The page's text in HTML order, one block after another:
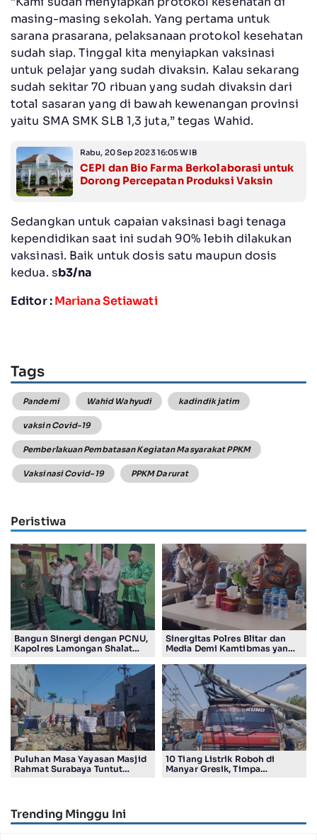
masing-masing sekolah. Yang pertama untuk
sarana prasarana, pelaksanaan protokol kesehatan
sudah siap. Tinggal kita menyiapkan vaksinasi
untuk pelajar yang sudah divaksin. Kalau sekarang
sudah sekitar 70 ribuan yang sudah divaksin dari
total sasaran yang di bawah kewenangan provinsi
yaitu SMA SMK SLB 1,3 juta,” tegas Wahid.
Rabu, 20 Sep 2023 16:05 WIB
CEPI dan Bio Farma Berkolaborasi untuk
Dorong Percepatan Produksi Vaksin
Sedangkan untuk capaian vaksinasi bagi tenaga
kependidikan saat ini sudah 90% lebih dilakukan
vaksinasi. Baik untuk dosis satu maupun dosis
kedua. sb3/na
Editor :Mariana Setiawati
Tags
Pandemi Wahid Wahyudi kadindik jatim
vaksin Covid-19
Pemberlakuan Pembatasan Kegiatan Masyarakat PPKM
Vaksinasi Covid-19 PPKM Darurat
Peristiwa
Bangun Sinergi dengan PCNU,
Kapolres Lamongan Shalat
Pengurus
Sinergitas Polres Blitar dan
Media Demi Kamtibmas yang
Puluhan Masa Yayasan Masjid
Rahmat Surabaya Tuntut
10 Tiang Listrik Roboh di
Manyar Gresik, Timpa
Trending Minggu Ini